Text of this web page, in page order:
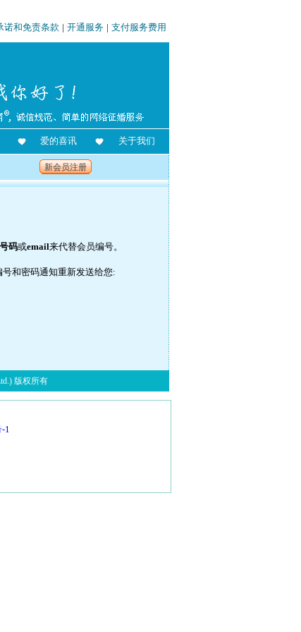
诺和免责条款 | 开通服务 | 支付服务费用
爱的喜讯 关于我们
新会员注册
码或email来代替会员编号。
和密码通知重新发送给您:
版权所有
1